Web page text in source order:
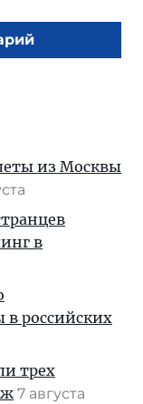
из Москвы
в
в российских
трех
7 августа